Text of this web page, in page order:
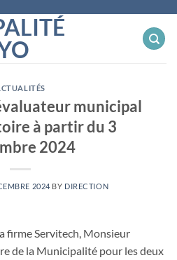
municipal
à partir du 3
2024
2024 BY DIRECTION
firme Servitech, Monsieur
de la Municipalité pour les deux